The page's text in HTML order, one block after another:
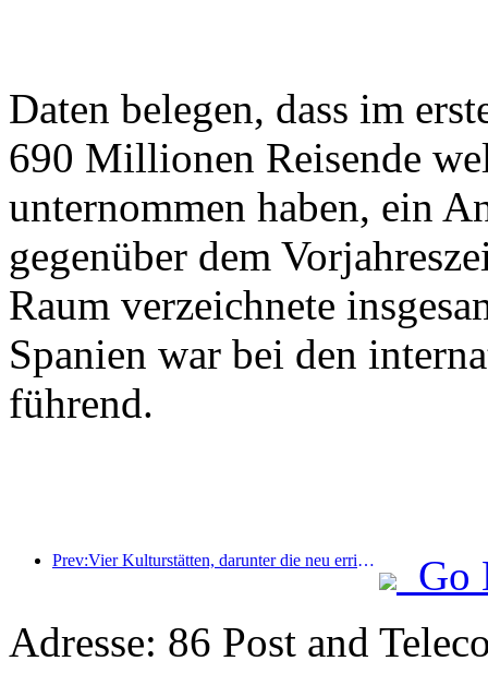
Daten belegen, dass im
690 Millionen Reisende
unternommen haben, ein
gegenüber dem
Raum verzeichnete
Spanien war bei den
führend.
Prev:Vier Kulturstätten, darunter die neu errichtete „Jinling Poetry Hall“ im malerischen Gebiet des Xuanwu-Sees in Nanjing, wurden offiziell eröffnet.
Go
Adresse: 86 Post and